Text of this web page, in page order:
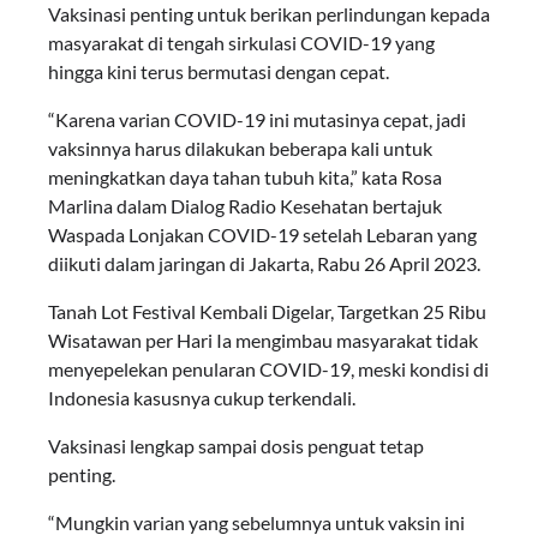
Vaksinasi penting untuk berikan perlindungan kepada
masyarakat di tengah sirkulasi COVID-19 yang
hingga kini terus bermutasi dengan cepat.
“Karena varian COVID-19 ini mutasinya cepat, jadi
vaksinnya harus dilakukan beberapa kali untuk
meningkatkan daya tahan tubuh kita,” kata Rosa
Marlina dalam Dialog Radio Kesehatan bertajuk
Waspada Lonjakan COVID-19 setelah Lebaran yang
diikuti dalam jaringan di Jakarta, Rabu 26 April 2023.
Tanah Lot Festival Kembali Digelar, Targetkan 25 Ribu
Wisatawan per Hari Ia mengimbau masyarakat tidak
menyepelekan penularan COVID-19, meski kondisi di
Indonesia kasusnya cukup terkendali.
Vaksinasi lengkap sampai dosis penguat tetap
penting.
“Mungkin varian yang sebelumnya untuk vaksin ini